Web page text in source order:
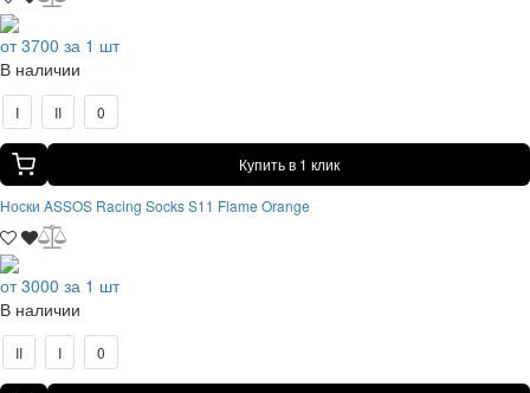
от 3700 за 1 шт
В наличии
I II 0
Купить в 1 клик
Носки ASSOS Racing Socks S11 Flame Orange
от 3000 за 1 шт
В наличии
II I 0